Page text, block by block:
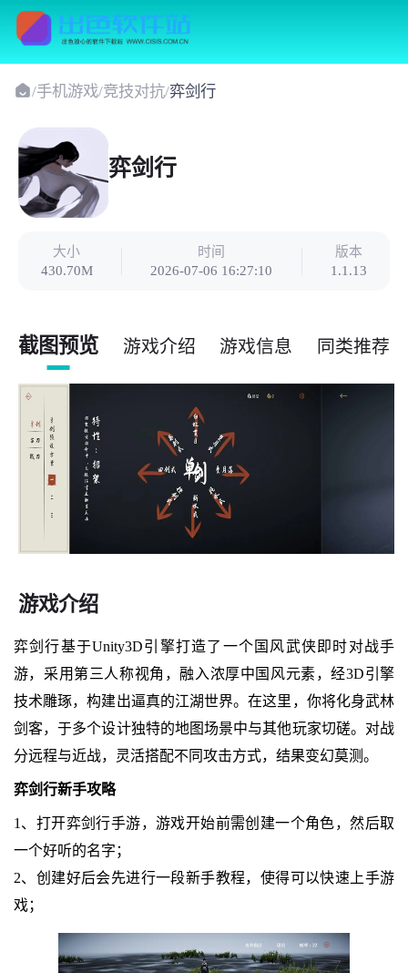
/手机游戏/竞技对抗/弈剑行
弈剑行
大小
430.70M
时间
2026-07-06 16:27:10
版本
1.1.13
截图预览 游戏介绍 游戏信息 同类推荐
游戏介绍
弈剑行基于Unity3D引擎打造了一个国风武侠即时对战手
游，采用第三人称视角，融入浓厚中国风元素，经3D引擎
技术雕琢，构建出逼真的江湖世界。在这里，你将化身武林
剑客，于多个设计独特的地图场景中与其他玩家切磋。对战
分远程与近战，灵活搭配不同攻击方式，结果变幻莫测。
弈剑行新手攻略
1、打开弈剑行手游，游戏开始前需创建一个角色，然后取
一个好听的名字；
2、创建好后会先进行一段新手教程，使得可以快速上手游
戏；